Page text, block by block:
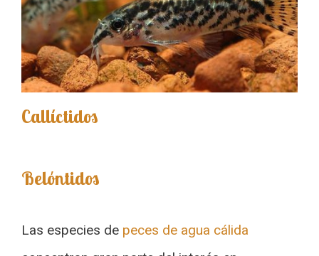
Callíctidos
Belóntidos
Las especies de peces de agua cálida